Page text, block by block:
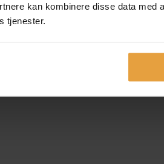
kan kombinere disse data med
tjenester.